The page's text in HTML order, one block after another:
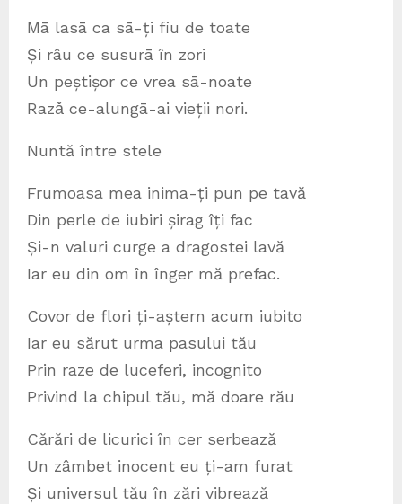
Mā lasā ca sā-ți fiu de toate
Și râu ce susurā în zori
Un peștișor ce vrea sā-noate
Razǎ ce-alungā-ai vieții nori.
Nuntă între stele
Frumoasa mea inima-ți pun pe tavă
Din perle de iubiri șirag îți fac
Și-n valuri curge a dragostei lavă
Iar eu din om în înger mă prefac.
Covor de flori ți-aștern acum iubito
Iar eu sărut urma pasului tău
Prin raze de luceferi, incognito
Privind la chipul tău, mă doare rău
Cărări de licurici în cer serbează
Un zâmbet inocent eu ți-am furat
Și universul tău în zări vibrează